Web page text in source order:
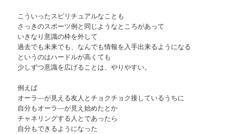
こういったスピリチュアルなことも
さっきのスポーツ例と同じようなところがあって
いきなり意識の枠を外して
過去でも未来でも、なんでも情報を入手出来るようになる
というのはハードルが高くても
少しずつ意識を広げることは、やりやすい。
例えば
オーラ―が見える友人とチョクチョク接しているうちに
自分もオーラ―が見え始めたとか
チャネリングする人とであったら
自分もできるようになった